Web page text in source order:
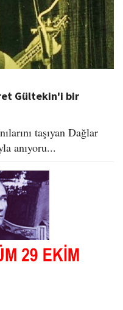
Gültekin'i bir
taşıyan Dağlar
anıyoru...